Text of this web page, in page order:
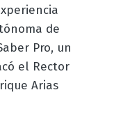
de
Pro, un
el Rector
Arias